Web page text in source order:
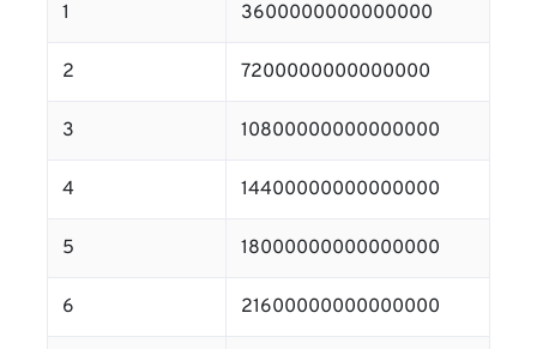
1 3600000000000000
2 7200000000000000
3 10800000000000000
4 14400000000000000
5 18000000000000000
6 21600000000000000